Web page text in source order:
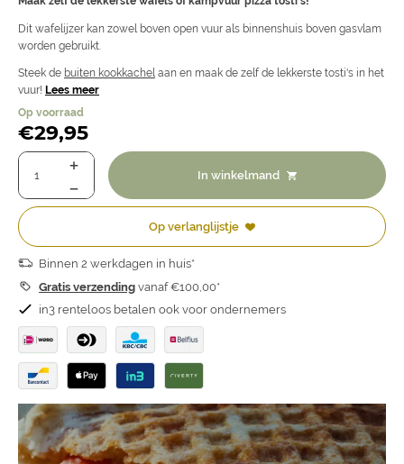
Dit wafelijzer kan zowel boven open vuur als binnenshuis boven gasvlam
worden gebruikt.
Steek de buiten kookkachelaan en maak de zelf de lekkerste tosti's in het
vuur! Lees meer
Op voorraad
€29,95
In winkelmand
Op verlanglijstje
Binnen 2 werkdagen in huis*
Gratis verzending vanaf €100,00*
in3 renteloos betalen ook voor ondernemers